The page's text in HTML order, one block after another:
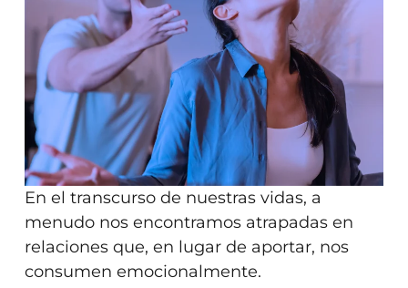
En el transcurso de nuestras vidas, a
menudo nos encontramos atrapadas en
relaciones que, en lugar de aportar, nos
consumen emocionalmente.